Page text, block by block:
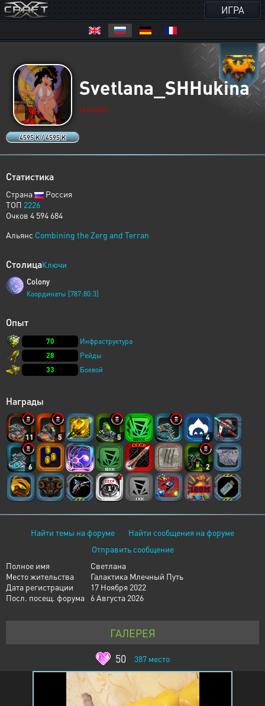
ИГРА
4595 K / 4595 K
Svetlana_SHHukina
HUMANS
Статистика
Страна
Россия
ТОП 2226
Очков 4 594 684
Альянс Combining the Zerg and Terran
СтолицаКлючи
Colony
Координаты [787:80:3]
Опыт
70
Инфраструктура
28
Рейды
33
Боевой
Награды
11 5 5 4
6 2
Найти темы на форуме
Найти сообщения на форуме
Отправить сообщение
Полное имя
Светлана
Место жительства
Галактика Млечный Путь
Дата регистрации
17 Ноября 2022
Посл. посещ. форума
6 Августа 2026
ГАЛЕРЕЯ
50
387место